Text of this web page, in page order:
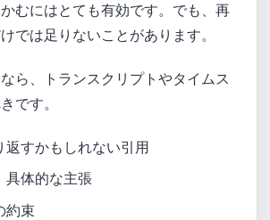
むにはとても有効です。でも、再
では足りないことがあります。
ら、トランスクリプトやタイムス
です。
返すかもしれない引用
具体的な主張
約束